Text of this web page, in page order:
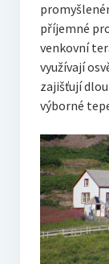
příjemné
venkovní
využívají
zajišťují
výborné